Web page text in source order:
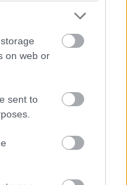
on web or
sent to
kérnek
meg azzal,
terelték a
is le
vagy éppen
is be lehet